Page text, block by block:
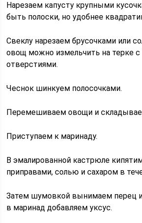
Нарезаем капусту крупными
быть полоски, но удобнее
Свеклу нарезаем брусочками или
овощ можно измельчить на терке
отверстиями.
Чеснок шинкуем полосочками.
Перемешиваем овощи и
Приступаем к маринаду.
В эмалированной кастрюле
приправами, солью и сахаром в
Затем шумовкой вынимаем перец
в маринад добавляем уксус.